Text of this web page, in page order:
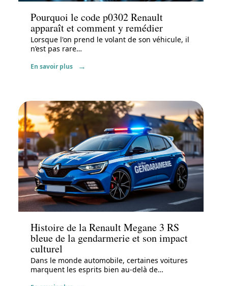
Pourquoi le code p0302 Renault
apparaît et comment y remédier
Lorsque l'on prend le volant de son véhicule, il
n’est pas rare…
En savoir plus
Actu
Histoire de la Renault Megane 3 RS
bleue de la gendarmerie et son impact
culturel
Dans le monde automobile, certaines voitures
marquent les esprits bien au-delà de…